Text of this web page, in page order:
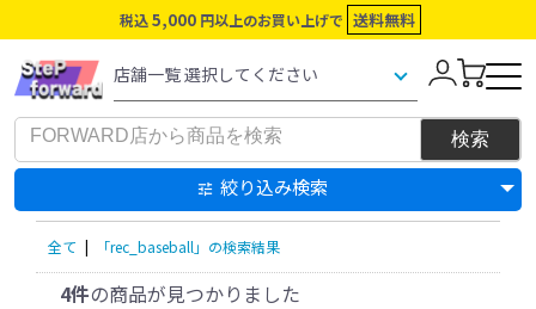
税込 5,000 円以上のお買い上げで 送料無料
絞り込み検索
全て | 「rec_baseball」の検索結果
4件の商品が見つかりました